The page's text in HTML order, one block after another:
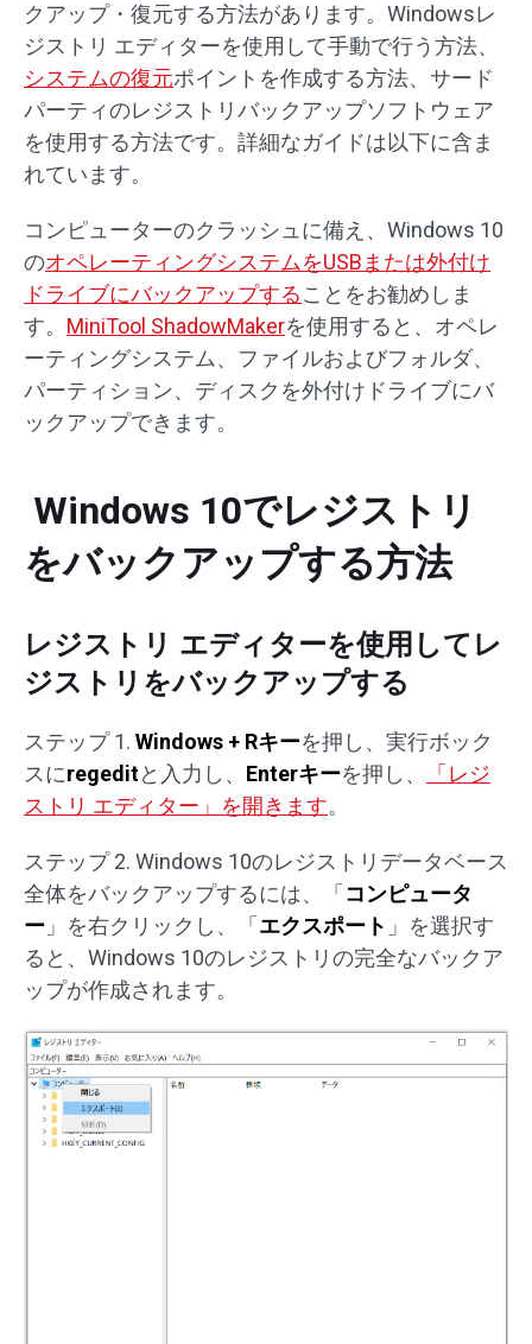
クアップ・復元する方法があります。Windowsレ
ジストリ エディターを使用して手動で行う方法、
システムの復元ポイントを作成する方法、サード
パーティのレジストリバックアップソフトウェア
を使用する方法です。詳細なガイドは以下に含ま
れています。
コンピューターのクラッシュに備え、Windows 10
のオペレーティングシステムをUSBまたは外付け
ドライブにバックアップすることをお勧めしま
す。 MiniTool ShadowMakerを使用すると、オペレ
ーティングシステム、ファイルおよびフォルダ、
パーティション、ディスクを外付けドライブにバ
ックアップできます。
Windows 10でレジストリ
をバックアップする方法
レジストリ エディターを使用してレ
ジストリをバックアップする
ステップ 1. Windows + Rキーを押し、実行ボック
スにregeditと入力し、 Enterキーを押し、
「レジ
ストリ エディター」を開きます。
ステップ 2. Windows 10のレジストリデータベース
全体をバックアップするには、「 コンピュータ
ー 」を右クリックし、「 エクスポート 」を選択す
ると、Windows 10のレジストリの完全なバックア
ップが作成されます。